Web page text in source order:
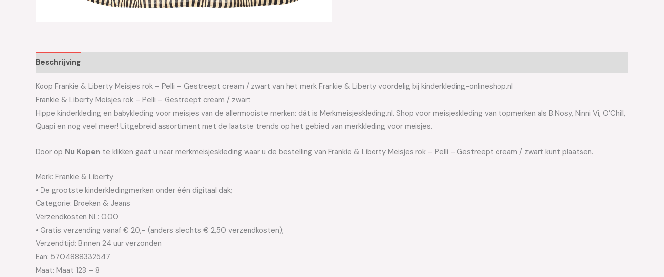
Beschrijving
Koop Frankie & Liberty Meisjes rok – Pelli – Gestreept cream / zwart van het merk Frankie & Liberty voordelig bij kinderkleding-onlineshop.nl
Frankie & Liberty Meisjes rok – Pelli – Gestreept cream / zwart
Hippe kinderkleding en babykleding voor meisjes van de allermooiste merken: dát is Merkmeisjeskleding.nl. Shop voor meisjeskleding van topmerken als B.Nosy, Ninni Vi, O’Chill,
Quapi en nog veel meer! Uitgebreid assortiment met de laatste trends op het gebied van merkkleding voor meisjes.
Door op Nu Kopen te klikken gaat u naar merkmeisjeskleding waar u de bestelling van Frankie & Liberty Meisjes rok – Pelli – Gestreept cream / zwart kunt plaatsen.
Merk: Frankie & Liberty
• De grootste kinderkledingmerken onder één digitaal dak;
Categorie: Broeken & Jeans
Verzendkosten NL: 0.00
• Gratis verzending vanaf € 20,- (anders slechts € 2,50 verzendkosten);
Verzendtijd: Binnen 24 uur verzonden
Ean: 5704888332547
Maat: Maat 128 – 8